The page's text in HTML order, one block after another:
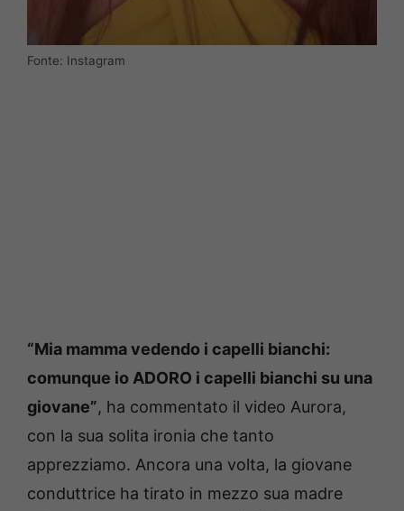
Fonte: Instagram
“Mia mamma vedendo i capelli bianchi:
comunque io ADORO i capelli bianchi su una
giovane”, ha commentato il video Aurora,
con la sua solita ironia che tanto
apprezziamo. Ancora una volta, la giovane
conduttrice ha tirato in mezzo sua madre